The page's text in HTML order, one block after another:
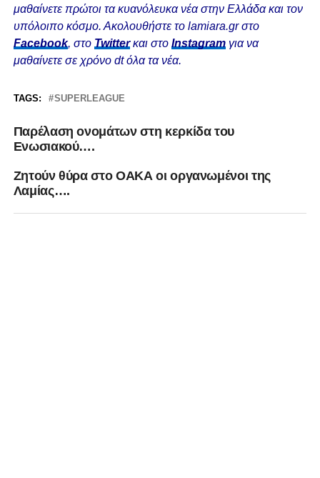
μαθαίνετε πρώτοι τα κυανόλευκα νέα στην Ελλάδα και τον
υπόλοιπο κόσμο. Ακολουθήστε το lamiara.gr στο
Facebook, στο Twitterκαι στο Instagram για να
μαθαίνετε σε χρόνο dt όλα τα νέα.
TAGS: SUPERLEAGUE
Παρέλαση ονομάτων στη κερκίδα του
Ενωσιακού….
Ζητούν θύρα στο ΟΑΚΑ οι οργανωμένοι της
Λαμίας….